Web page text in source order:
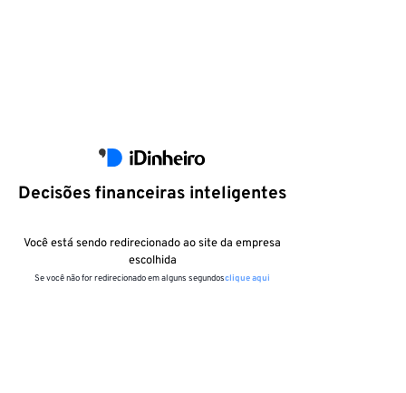
Decisões financeiras inteligentes
Você está sendo redirecionado ao site da empresa
escolhida
Se você não for redirecionado em alguns segundosclique aqui